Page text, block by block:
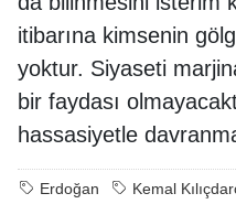
itibarına kimsenin
yoktur. Siyaseti
bir faydası
hassasiyetle
Erdoğan Kemal